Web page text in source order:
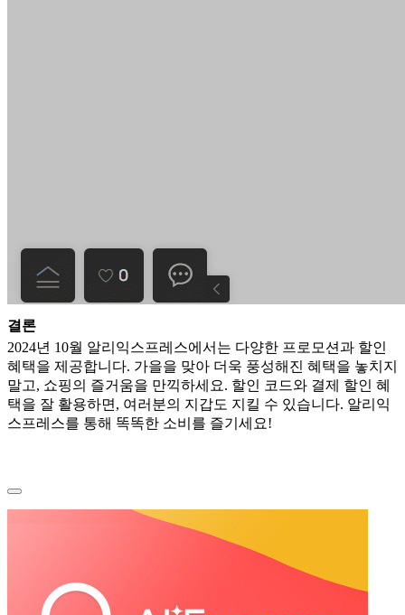
결론
2024년 10월 알리익스프레스에서는 다양한 프로모션과 할인
혜택을 제공합니다. 가을을 맞아 더욱 풍성해진 혜택을 놓치지
말고, 쇼핑의 즐거움을 만끽하세요. 할인 코드와 결제 할인 혜
택을 잘 활용하면, 여러분의 지갑도 지킬 수 있습니다. 알리익
스프레스를 통해 똑똑한 소비를 즐기세요!